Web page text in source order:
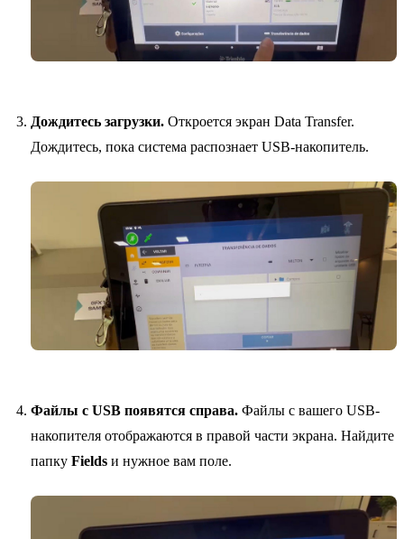
Дождитесь загрузки. Откроется экран Data Transfer.
Дождитесь, пока система распознает USB-накопитель.
Файлы с USB появятся справа. Файлы с вашего USB-
накопителя отображаются в правой части экрана. Найдите
папку Fields и нужное вам поле.